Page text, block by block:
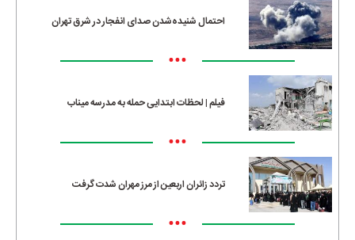
احتمال شنیده‌شدن صدای انفجار در شرق تهران
•••
فیلم | لحظات ابتدایی حمله به مدرسه میناب
•••
تردد زائران اربعین از مرز مهران شدت گرفت
•••